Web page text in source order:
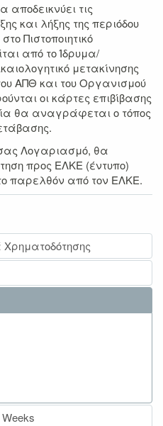
τις
και λήξης της περιόδου
Πιστοποιητικό
από το Ίδρυμα/
μετακίνησης
ΑΠΘ και του Οργανισμού
οι κάρτες επιβίβασης
θα αναγράφεται ο τόπος
Λογαριασμό, θα
προς ΕΛΚΕ (έντυπο)
παρελθόν από τον ΕΛΚΕ.
Χρηματοδότησης